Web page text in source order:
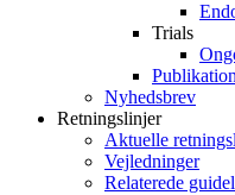
Trials
Nyhedsbrev
Retningslinjer
Aktuelle
Vejledninger
Relaterede